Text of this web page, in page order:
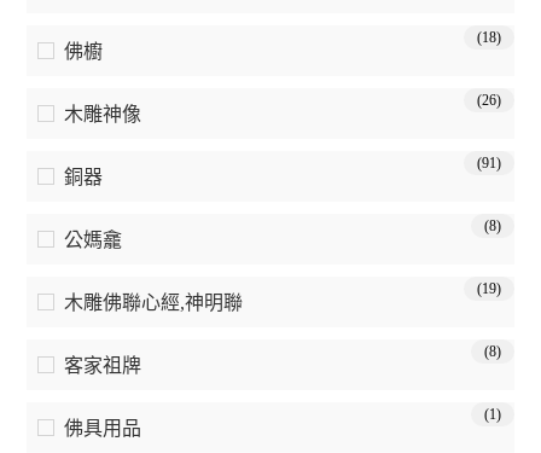
佛櫥
(18)
木雕神像
(26)
銅器
(91)
公媽龕
(8)
木雕佛聯心經,神明聯
(19)
客家祖牌
(8)
佛具用品
(1)